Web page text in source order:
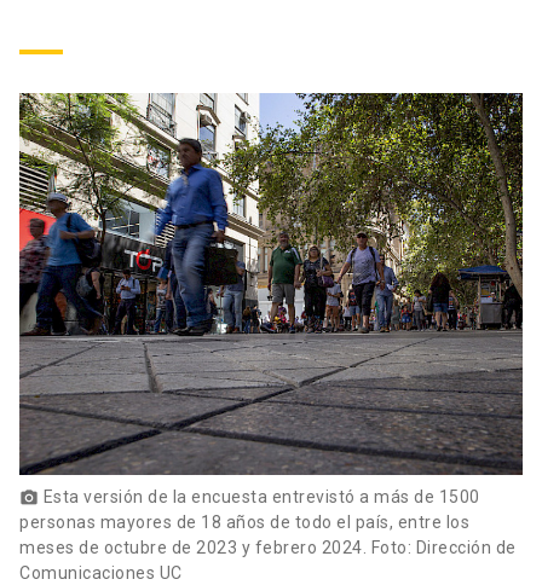
photo_camera Esta versión de la encuesta entrevistó a más de 1500
personas mayores de 18 años de todo el país, entre los
meses de octubre de 2023 y febrero 2024. Foto: Dirección de
Comunicaciones UC